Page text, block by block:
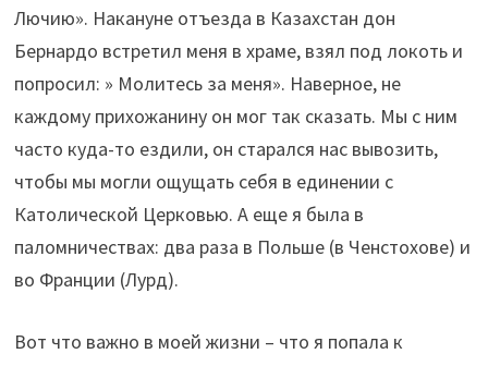
Лючию». Накануне отъезда в Казахстан дон
Бернардо встретил меня в храме, взял под локоть и
попросил: » Молитесь за меня». Наверное, не
каждому прихожанину он мог так сказать. Мы с ним
часто куда-то ездили, он старался нас вывозить,
чтобы мы могли ощущать себя в единении c
Католической Церковью. А еще я была в
паломничествах: два раза в Польше (в Ченстохове) и
во Франции (Лурд).
Вот что важно в моей жизни – что я попала к